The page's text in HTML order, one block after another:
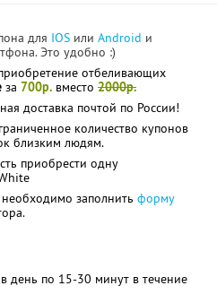
для IOS или Android и
Это удобно :)
отбеливающих
за 700р. вместо 2000р.
доставка почтой по России!
количество купонов
близким людям.
приобрести одну
заполнить форму
день по 15-30 минут в течение